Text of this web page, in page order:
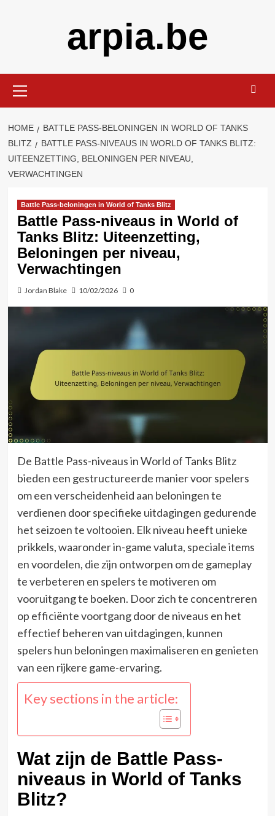
arpia.be
Menu
HOME
BATTLE PASS-BELONINGEN IN WORLD OF TANKS
BLITZ
BATTLE PASS-NIVEAUS IN WORLD OF TANKS BLITZ:
UITEENZETTING, BELONINGEN PER NIVEAU,
VERWACHTINGEN
Battle Pass-beloningen in World of Tanks Blitz
Battle Pass-niveaus in World of
Tanks Blitz: Uiteenzetting,
Beloningen per niveau,
Verwachtingen
Jordan Blake 10/02/2026 0
De Battle Pass-niveaus in World of Tanks Blitz
bieden een gestructureerde manier voor spelers
om een verscheidenheid aan beloningen te
verdienen door specifieke uitdagingen gedurende
het seizoen te voltooien. Elk niveau heeft unieke
prikkels, waaronder in-game valuta, speciale items
en voordelen, die zijn ontworpen om de gameplay
te verbeteren en spelers te motiveren om
vooruitgang te boeken. Door zich te concentreren
op efficiënte voortgang door de niveaus en het
effectief beheren van uitdagingen, kunnen
spelers hun beloningen maximaliseren en genieten
van een rijkere game-ervaring.
Key sections in the article:
Wat zijn de Battle Pass-
niveaus in World of Tanks
Blitz?